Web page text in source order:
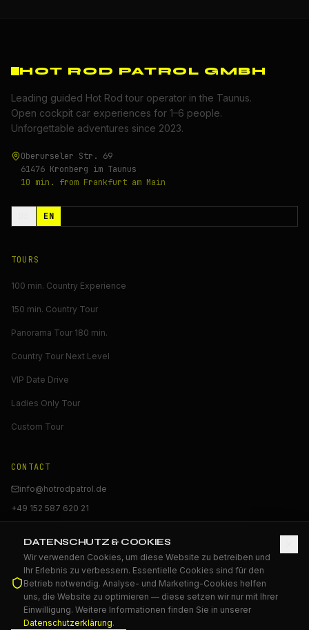
HOT ROD PATROL GMBH
Leading guided Hot Rod tour operator in the Taunus.
Open cockpit car experiences for 1–6 people.
Unforgettable adventures since 2023.
Oberurseler Str. 69
61476 Kronberg im Taunus
10 min. from Frankfurt am Main
EN
TOURS
100 min. Country Experience
150 min. Country Tour
Panorama Tour 180 min.
Country Tour Next Level
VIP Date Drive
Ladies Only Tour
Custom Tour
CONTACT
info@hotrodpatrol.de
+49 152 587 620 21
🎁 BUY GIFT VOUCHER
DATENSCHUTZ & COOKIES
Wir verwenden Cookies, um diese Website zu betreiben und
Ihr Erlebnis zu verbessern. Essentielle Cookies sind für den
Betrieb notwendig. Analyse- und Marketing-Cookies helfen
uns, die Website zu optimieren — diese setzen wir nur mit Ihrer
Einwilligung. Weitere Informationen finden Sie in unserer
Datenschutzerklärung.